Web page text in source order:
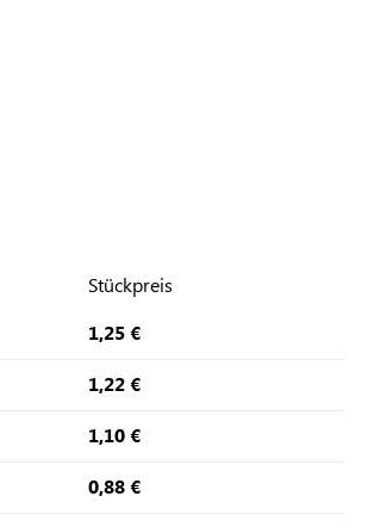
Stückpreis
1,25 €
1,22 €
1,10 €
0,88 €